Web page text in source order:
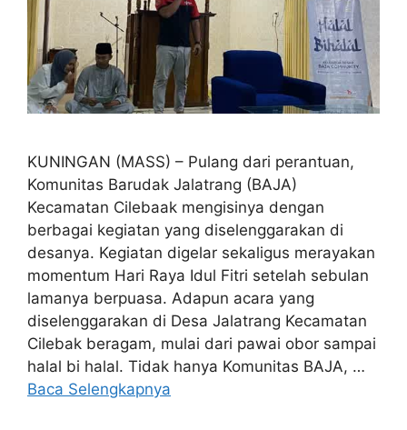
KUNINGAN (MASS) – Pulang dari perantuan,
Komunitas Barudak Jalatrang (BAJA)
Kecamatan Cilebaak mengisinya dengan
berbagai kegiatan yang diselenggarakan di
desanya. Kegiatan digelar sekaligus merayakan
momentum Hari Raya Idul Fitri setelah sebulan
lamanya berpuasa. Adapun acara yang
diselenggarakan di Desa Jalatrang Kecamatan
Cilebak beragam, mulai dari pawai obor sampai
halal bi halal. Tidak hanya Komunitas BAJA, …
Baca Selengkapnya